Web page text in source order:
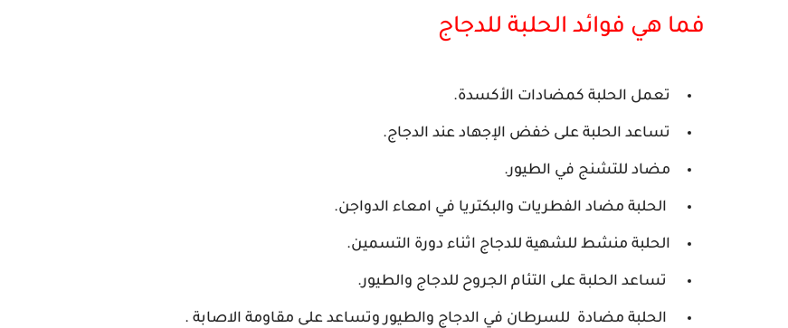
فما هي فوائد الحلبة للدجاج
تعمل الحلبة كمضادات الأكسدة.
تساعد الحلبة على خفض الإجهاد عند الدجاج.
مضاد للتشنج في الطيور.
الحلبة مضاد الفطريات والبكتريا في امعاء الدواجن.
الحلبة منشط للشهية للدجاج اثناء دورة التسمين.
تساعد الحلبة على التئام الجروح للدجاج والطيور.
الحلبة مضادة للسرطان في الدجاج والطيور وتساعد على مقاومة الاصابة .